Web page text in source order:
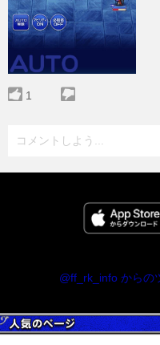
1
コメントしよう...
@ff_rk_info からの